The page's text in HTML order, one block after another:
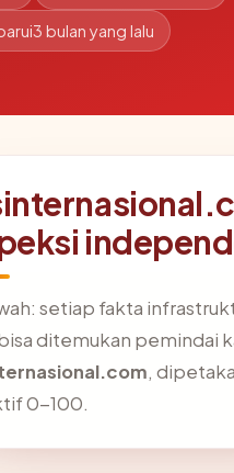
3 bulan yang lalu
setiap fakta
ditemukan pemindai
,
0-100.